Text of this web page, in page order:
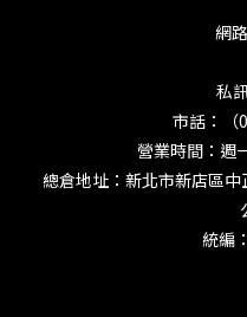
網
私
市話：（
營業時間：週
總倉地址：新北市新店區
統編